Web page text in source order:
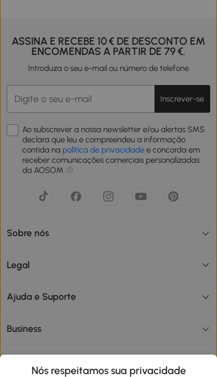
ASSINA E RECEBE 10 € DE DESCONTO EM
ENCOMENDAS A PARTIR DE 79 €.
Introduza o seu e-mail ou número de telefone
Inscrever-se
Ao subscrever a nossa newsletter e/ou alertas SMS
declara que leu e compreendeu a informação
contida na política de privacidade e concorda em
receber comunicações comerciais personalizadas
da AOSOM.
Sobre nós
Legal
Ajuda e Suporte
Business
Nós respeitamos sua privacidade